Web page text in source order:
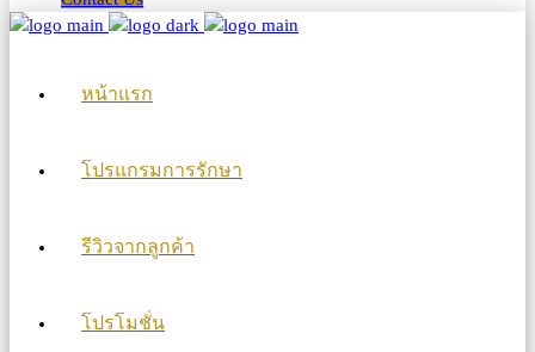
หน้าแรก
โปรแกรมการรักษา
รีวิวจากลูกค้า
โปรโมชั่น